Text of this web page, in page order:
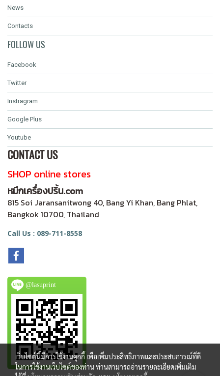
News
Contacts
FOLLOW US
Facebook
Twitter
Instragram
Google Plus
Youtube
CONTACT US
SHOP online stores
หมึกเครื่องปริ้น.com
815 Soi Jaransanitwong 40, Bang Yi Khan, Bang Phlat,
Bangkok 10700, Thailand
Call Us : 089-711-8558
@lasuprint
เว็บไซต์นี้มีการใช้งานคุกกี้ เพื่อเพิ่มประสิทธิภาพและประสบการณ์ที่ดี
ในการใช้งานเว็บไซต์ของท่าน ท่านสามารถอ่านรายละเอียดเพิ่มเติม